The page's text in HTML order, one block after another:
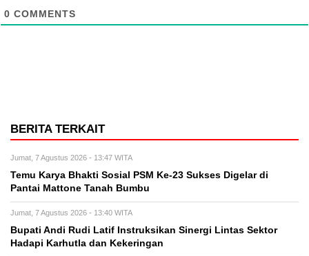
0 COMMENTS
BERITA TERKAIT
Jumat, 7 Agustus 2026 - 13:47 WITA
Temu Karya Bhakti Sosial PSM Ke-23 Sukses Digelar di
Pantai Mattone Tanah Bumbu
Jumat, 7 Agustus 2026 - 13:40 WITA
Bupati Andi Rudi Latif Instruksikan Sinergi Lintas Sektor
Hadapi Karhutla dan Kekeringan